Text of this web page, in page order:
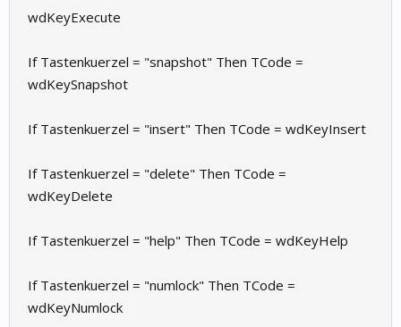
wdKeyExecute
If Tastenkuerzel = "snapshot" Then TCode =
wdKeySnapshot
If Tastenkuerzel = "insert" Then TCode = wdKeyInsert
If Tastenkuerzel = "delete" Then TCode =
wdKeyDelete
If Tastenkuerzel = "help" Then TCode = wdKeyHelp
If Tastenkuerzel = "numlock" Then TCode =
wdKeyNumlock